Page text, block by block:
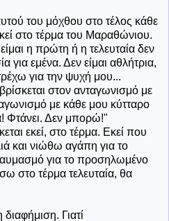
του μόχθου στο τέλος κάθε
στο τέρμα του Μαραθώνιου.
η πρώτη ή η τελευταία δεν
για εμένα. Δεν είμαι αθλήτρια,
για την ψυχή μου...
στον ανταγωνισμό με
με κάθε μου κύτταρο
Φτάνει. Δεν μπορώ!"
εκεί, στο τέρμα. Εκεί που
και νιώθω αγάπη για το
για το προσηλωμένο
στο τέρμα τελευταία, θα
Γιατί